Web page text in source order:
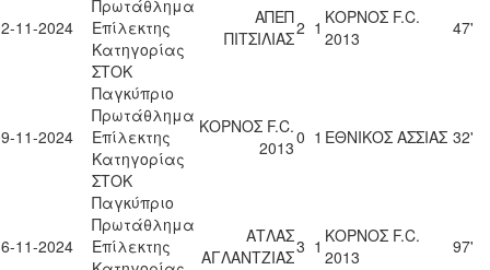
11-2024
Πρωτάθλημα
Επίλεκτης
Κατηγορίας
ΣΤΟΚ
ΑΠΕΠ
ΠΙΤΣΙΛΙΑΣ2 1 ΚΟΡΝΟΣ F.C.
2013
47'
11-2024
Παγκύπριο
Πρωτάθλημα
Επίλεκτης
Κατηγορίας
ΣΤΟΚ
ΚΟΡΝΟΣ F.C.
20130 1 ΕΘΝΙΚΟΣ ΑΣΣΙΑΣ 32'
11-2024
Παγκύπριο
Πρωτάθλημα
Επίλεκτης
ΑΤΛΑΣ
ΑΓΛΑΝΤΖΙΑΣ3 1 ΚΟΡΝΟΣ F.C.
2013
97'